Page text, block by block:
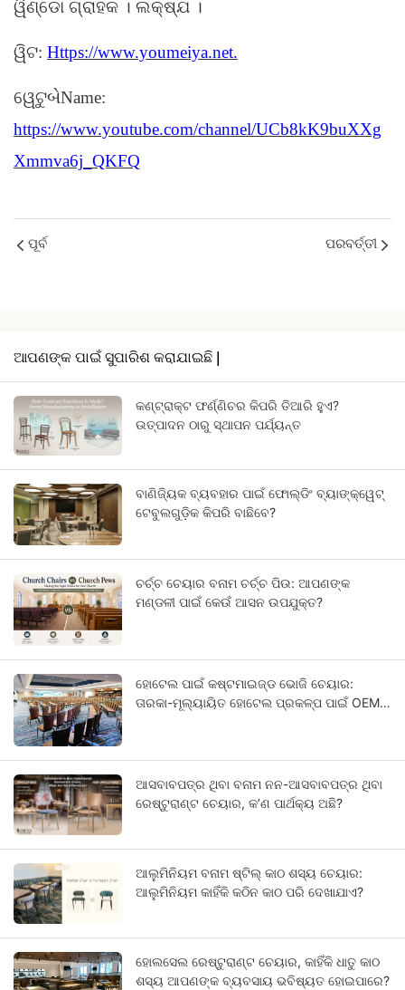
ୱିଣ୍ଡୋ ଗ୍ରାହକ । ଲକ୍ଷ୍ଯ ।
ୱିଟ: Https://www.youmeiya.net.
ୱେଟୁબેName:
https://www.youtube.com/channel/UCb8kK9buXXg
Xmmva6j_QKFQ
ପୂର୍ବ ପରବର୍ତ୍ତୀ
ଆପଣଙ୍କ ପାଇଁ ସୁପାରିଶ କରାଯାଇଛି |
କଣ୍ଟ୍ରାକ୍ଟ ଫର୍ଣ୍ଣିଚର କିପରି ତିଆରି ହୁଏ?
ଉତ୍ପାଦନ ଠାରୁ ସ୍ଥାପନ ପର୍ଯ୍ୟନ୍ତ
ବାଣିଜ୍ୟିକ ବ୍ୟବହାର ପାଇଁ ଫୋଲ୍ଡିଂ ବ୍ୟାଙ୍କ୍ୱେଟ୍
ଟେବୁଲଗୁଡ଼ିକ କିପରି ବାଛିବେ?
ଚର୍ଚ୍ଚ ଚେୟାର ବନାମ ଚର୍ଚ୍ଚ ପିଉ: ଆପଣଙ୍କ
ମଣ୍ଡଳୀ ପାଇଁ କେଉଁ ଆସନ ଉପଯୁକ୍ତ?
ହୋଟେଲ ପାଇଁ କଷ୍ଟମାଇଜ୍ଡ ଭୋଜି ଚେୟାର:
ତାରକା-ମୂଲ୍ୟାୟିତ ହୋଟେଲ ପ୍ରକଳ୍ପ ପାଇଁ OEM
ଆସବାବପତ୍ର ଥିବା ବନାମ ନନ-ଆସବାବପତ୍ର ଥିବା
ରେଷ୍ଟୁରାଣ୍ଟ ଚେୟାର, କ’ଣ ପାର୍ଥକ୍ୟ ଅଛି?
ଆଲୁମିନିୟମ ବନାମ ଷ୍ଟିଲ୍ କାଠ ଶସ୍ୟ ଚେୟାର:
ଆଲୁମିନିୟମ କାହିଁକି କଠିନ କାଠ ପରି ଦେଖାଯାଏ?
ହୋଲସେଲ ରେଷ୍ଟୁରାଣ୍ଟ ଚେୟାର, କାହିଁକି ଧାତୁ କାଠ
ଶସ୍ୟ ଆପଣଙ୍କ ବ୍ୟବସାୟ ଭବିଷ୍ୟତ ହୋଇପାରେ?